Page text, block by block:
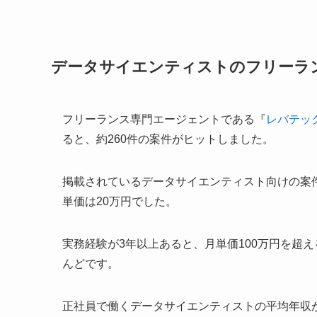
データサイエンティストのフリーラ
フリーランス専門エージェントである『レバテッ
ると、約260件の案件がヒットしました。
掲載されているデータサイエンティスト向けの案
単価は20万円でした。
実務経験が3年以上あると、月単価100万円を超
んどです。
正社員で働くデータサイエンティストの平均年